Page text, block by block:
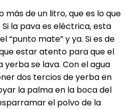
más de un litro, que es lo que
la pava es eléctrica, esta
“punto mate” y ya. Si es de
estar atento para que el
yerba se lava. Con el agua
dos tercios de yerba en
la palma en la boca del
el polvo de la